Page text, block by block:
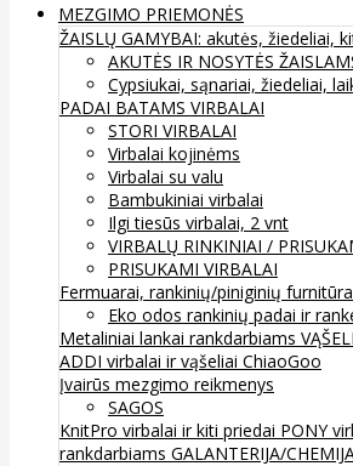
MEZGIMO PRIEMONĖS
ŽAISLŲ GAMYBAI: akutės, žiedeliai,
AKUTĖS IR NOSYTĖS
Cypsiukai, sąnariai, žiedeliai,
PADAI BATAMS VIRBALAI
STORI VIRBALAI
Virbalai kojinėms
Virbalai su valu
Bambukiniai virbalai
Ilgi tiesūs virbalai, 2 vnt
VIRBALŲ RINKINIAI /
PRISUKAMI VIRBALAI
Fermuarai, rankinių/piniginių
Eko odos rankinių padai ir
Metaliniai lankai rankdarbiams
ADDI virbalai ir vąšeliai ChiaoGoo
Įvairūs mezgimo reikmenys
SAGOS
KnitPro virbalai ir kiti priedai PONY
rankdarbiams GALANTERIJA/